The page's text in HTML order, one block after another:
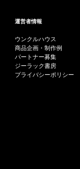
運営者情報
ウンクルハウス
商品企画・制作例
パートナー募集
ジーラック書房
プライバシーポリシー